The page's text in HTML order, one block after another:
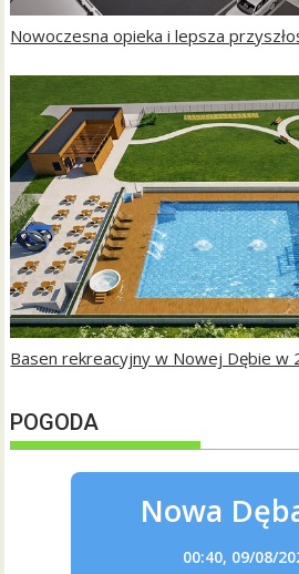
Nowoczesna opieka i lepsza
Basen rekreacyjny w Nowej Dębie w
POGODA
Nowa
00:40, 09/08/